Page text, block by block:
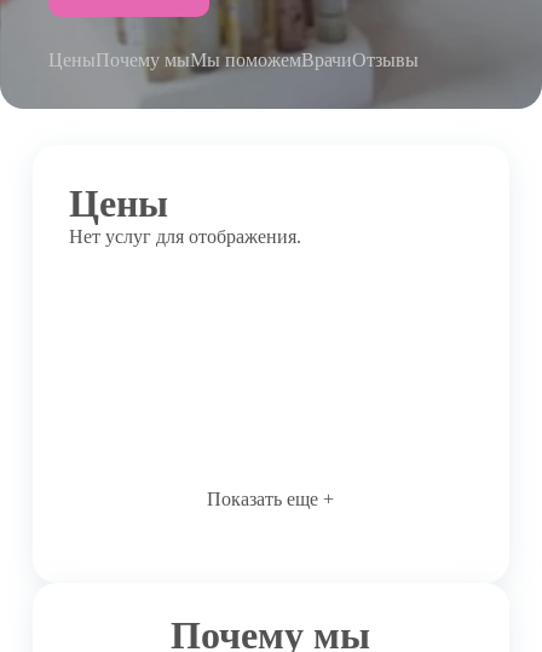
ЦеныПочему мыМы поможемВрачиОтзывы
Цены
Нет услуг для отображения.
Показать еще +
Почему мы